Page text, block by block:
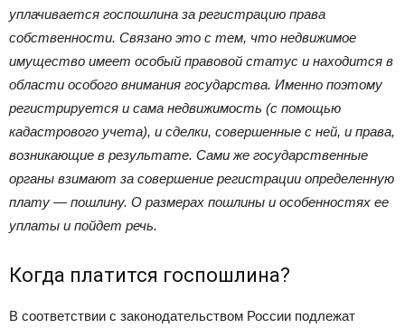
уплачивается госпошлина за регистрацию права
собственности. Связано это с тем, что недвижимое
имущество имеет особый правовой статус и находится в
области особого внимания государства. Именно поэтому
регистрируется и сама недвижимость (с помощью
кадастрового учета), и сделки, совершенные с ней, и права,
возникающие в результате. Сами же государственные
органы взимают за совершение регистрации определенную
плату — пошлину. О размерах пошлины и особенностях ее
уплаты и пойдет речь.
Когда платится госпошлина?
В соответствии с законодательством России подлежат